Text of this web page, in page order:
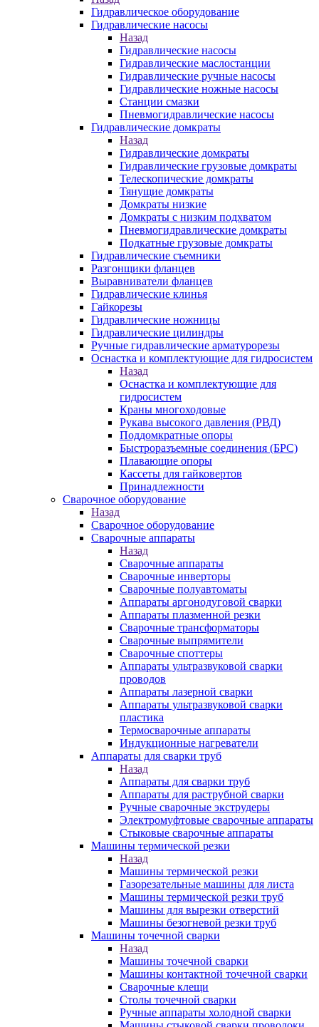
Гидравлическое оборудование
Гидравлические насосы
Назад
Гидравлические насосы
Гидравлические маслостанции
Гидравлические ручные насосы
Гидравлические ножные насосы
Станции смазки
Пневмогидравлические насосы
Гидравлические домкраты
Назад
Гидравлические домкраты
Гидравлические грузовые домкраты
Телескопические домкраты
Тянущие домкраты
Домкраты низкие
Домкраты с низким подхватом
Пневмогидравлические домкраты
Подкатные грузовые домкраты
Гидравлические съемники
Разгонщики фланцев
Выравниватели фланцев
Гидравлические клинья
Гайкорезы
Гидравлические ножницы
Гидравлические цилиндры
Ручные гидравлические арматурорезы
Оснастка и комплектующие для гидросистем
Назад
Оснастка и комплектующие для
гидросистем
Краны многоходовые
Рукава высокого давления (РВД)
Поддомкратные опоры
Быстроразъемные соединения (БРС)
Плавающие опоры
Кассеты для гайковертов
Принадлежности
Сварочное оборудование
Назад
Сварочное оборудование
Сварочные аппараты
Назад
Сварочные аппараты
Сварочные инверторы
Сварочные полуавтоматы
Аппараты аргонодуговой сварки
Аппараты плазменной резки
Сварочные трансформаторы
Сварочные выпрямители
Сварочные споттеры
Аппараты ультразвуковой сварки
проводов
Аппараты лазерной сварки
Аппараты ультразвуковой сварки
пластика
Термосварочные аппараты
Индукционные нагреватели
Аппараты для сварки труб
Назад
Аппараты для сварки труб
Аппараты для раструбной сварки
Ручные сварочные экструдеры
Электромуфтовые сварочные аппараты
Стыковые сварочные аппараты
Машины термической резки
Назад
Машины термической резки
Газорезательные машины для листа
Машины термической резки труб
Машины для вырезки отверстий
Машины безогневой резки труб
Машины точечной сварки
Назад
Машины точечной сварки
Машины контактной точечной сварки
Сварочные клещи
Столы точечной сварки
Ручные аппараты холодной сварки